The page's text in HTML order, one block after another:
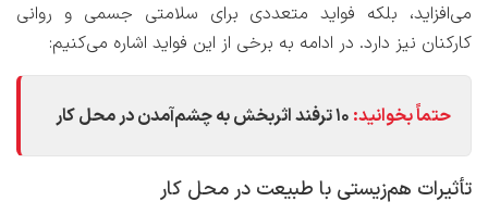
می‌افزاید، بلکه فواید متعددی برای سلامتی جسمی و روانی
کارکنان نیز دارد. در ادامه به برخی از این فواید اشاره می‌کنیم:
حتماً بخوانید: ۱۰ ترفند اثربخش به چشم‌آمدن در محل کار
تأثیرات هم‌زیستی با طبیعت در محل کار